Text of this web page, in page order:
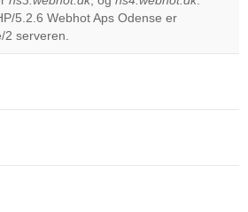
Do you
5.2.6 Webhot Aps Odense er
2 serveren.